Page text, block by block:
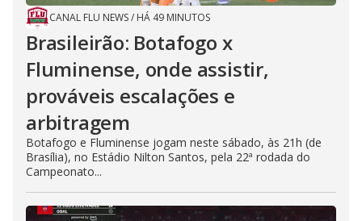
CANAL FLU NEWS/ HÁ 49 MINUTOS
Brasileirão: Botafogo x
Fluminense, onde assistir,
prováveis escalações e
arbitragem
Botafogo e Fluminense jogam neste sábado, às 21h (de
Brasília), no Estádio Nilton Santos, pela 22ª rodada do
Campeonato...